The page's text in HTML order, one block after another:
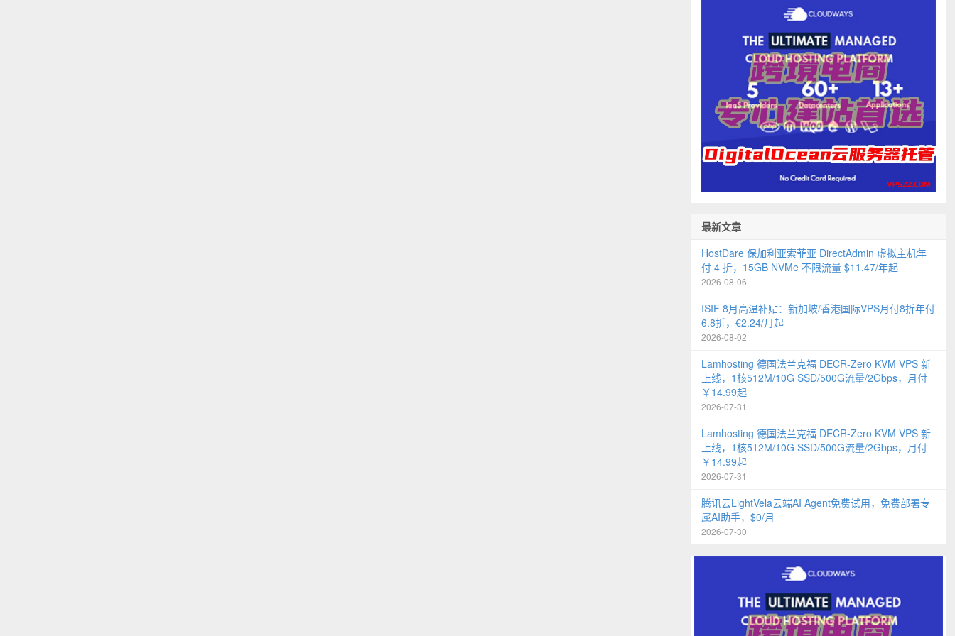
最新文章
HostDare 保加利亚索菲亚 DirectAdmin 虚拟主机年
付 4 折，15GB NVMe 不限流量 $11.47/年起
2026-08-06
ISIF 8月高温补贴：新加坡/香港国际VPS月付8折年付
6.8折，€2.24/月起
2026-08-02
Lamhosting 德国法兰克福 DECR-Zero KVM VPS 新
上线，1核512M/10G SSD/500G流量/2Gbps，月付
￥14.99起
2026-07-31
Lamhosting 德国法兰克福 DECR-Zero KVM VPS 新
上线，1核512M/10G SSD/500G流量/2Gbps，月付
￥14.99起
2026-07-31
腾讯云LightVela云端AI Agent免费试用，免费部署专
属AI助手，$0/月
2026-07-30